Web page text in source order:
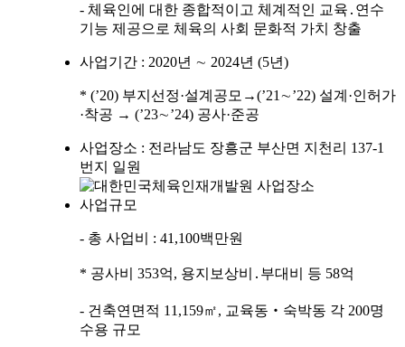
- 체육인에 대한 종합적이고 체계적인 교육․연수
기능 제공으로 체육의 사회 문화적 가치 창출
사업기간 : 2020년 ∼ 2024년 (5년)
* (’20) 부지선정·설계공모→(’21∼’22) 설계·인허가
·착공 → (’23∼’24) 공사·준공
사업장소 : 전라남도 장흥군 부산면 지천리 137-1
번지 일원
사업규모
- 총 사업비 : 41,100백만원
* 공사비 353억, 용지보상비․부대비 등 58억
- 건축연면적 11,159㎡, 교육동‧숙박동 각 200명
수용 규모